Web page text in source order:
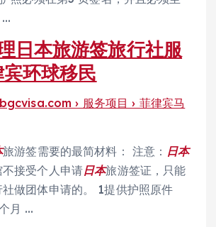
…
日本旅游签旅行社服
环球移民
› 服务项目 › 菲律宾马
旅游签需要的最简材料： 注意： 日本
接受个人申请日本旅游签证，只能
做团体申请的。 1提供护照原件
月 …